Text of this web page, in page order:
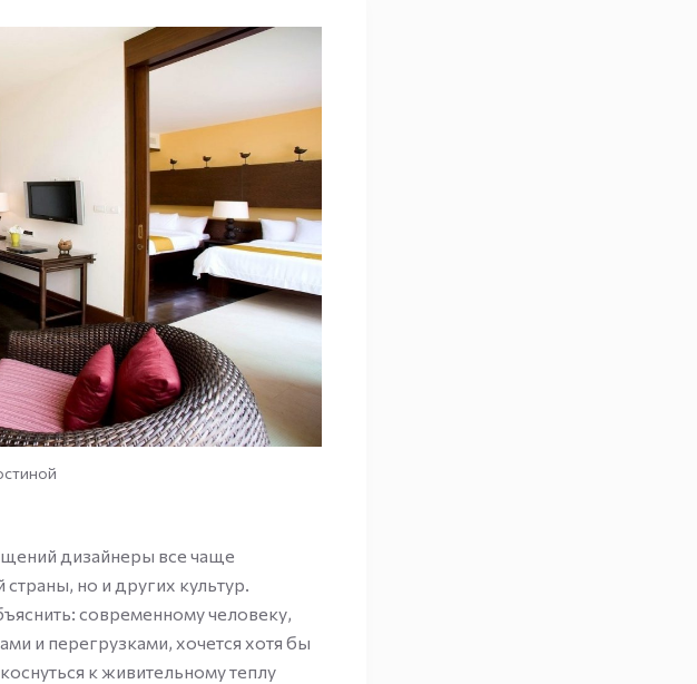
дизайнеры все чаще
но и других культур.
современному человеку,
и перегрузками, хочется хотя бы
к живительному теплу